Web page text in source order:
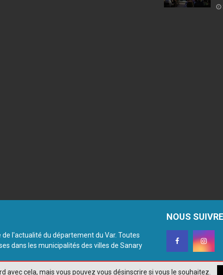
l'actualité du département du Var. Toutes
dans les municipalités des villes de Sanary
NOUS SUIVRE
cela, mais vous pouvez vous désinscrire si vous le souhaitez.